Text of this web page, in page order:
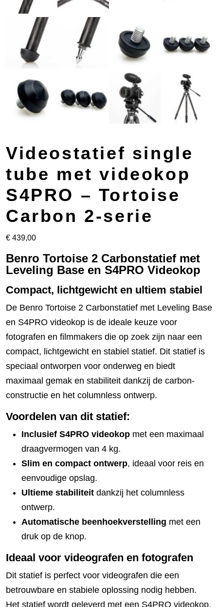
Videostatief single
tube met videokop
S4PRO – Tortoise
Carbon 2-serie
€ 439,00
Benro Tortoise 2 Carbonstatief met
Leveling Base en S4PRO Videokop
Compact, lichtgewicht en ultiem stabiel
De Benro Tortoise 2 Carbonstatief met Leveling Base
en S4PRO videokop is de ideale keuze voor
fotografen en filmmakers die op zoek zijn naar een
compact, lichtgewicht en stabiel statief. Dit statief is
speciaal ontworpen voor onderweg en biedt
maximaal gemak en stabiliteit dankzij de carbon-
constructie en het columnless ontwerp.
Voordelen van dit statief:
Inclusief S4PRO videokop met een maximaal
draagvermogen van 4 kg.
Slim en compact ontwerp, ideaal voor reis en
eenvoudige opslag.
Ultieme stabiliteit dankzij het columnless
ontwerp.
Automatische beenhoekverstelling met een
druk op de knop.
Ideaal voor videografen en fotografen
Dit statief is perfect voor videografen die een
betrouwbare en stabiele oplossing nodig hebben.
Het statief wordt geleverd met een S4PRO videokop,